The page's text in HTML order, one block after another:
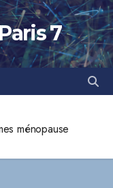
7
ménopause